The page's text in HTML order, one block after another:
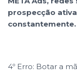
prospecção
constantemente.
4º Erro: Botar a